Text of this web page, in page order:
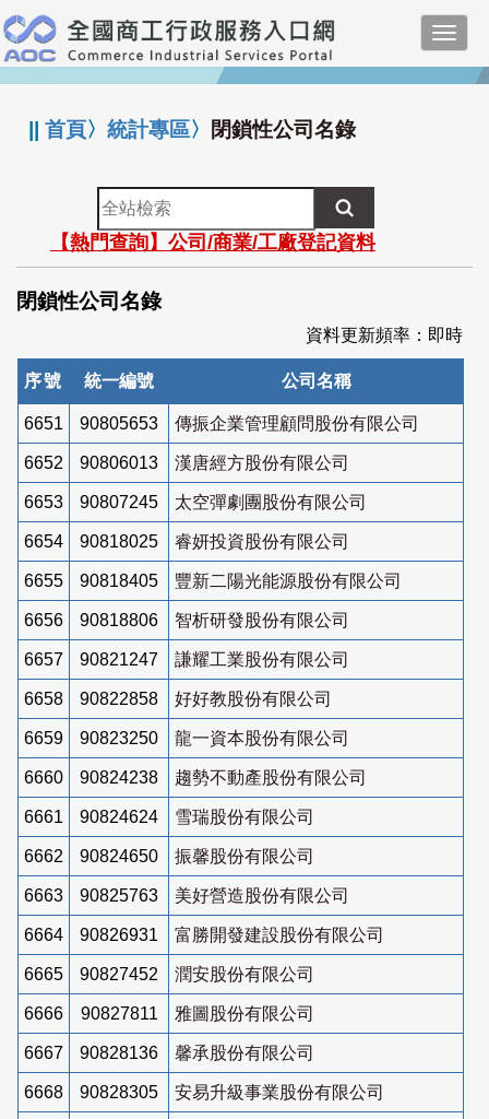
跳
到
主
要
:::
||首頁〉統計專區〉 閉鎖性公司名錄
全
站
檢
索
【熱門查詢】公司/商業/工廠登記資料
閉鎖性公司名錄
資料更新頻率：即時
序號 統一編號 公司名稱
6651 90805653 傳振企業管理顧問股份有限公司
6652 90806013 漢唐經方股份有限公司
6653 90807245 太空彈劇團股份有限公司
6654 90818025 睿妍投資股份有限公司
6655 90818405 豐新二陽光能源股份有限公司
6656 90818806 智析研發股份有限公司
6657 90821247 謙耀工業股份有限公司
6658 90822858 好好教股份有限公司
6659 90823250 龍一資本股份有限公司
6660 90824238 趨勢不動產股份有限公司
6661 90824624 雪瑞股份有限公司
6662 90824650 振馨股份有限公司
6663 90825763 美好營造股份有限公司
6664 90826931 富勝開發建設股份有限公司
6665 90827452 潤安股份有限公司
6666 90827811 雅圖股份有限公司
6667 90828136 馨承股份有限公司
6668 90828305 安易升級事業股份有限公司